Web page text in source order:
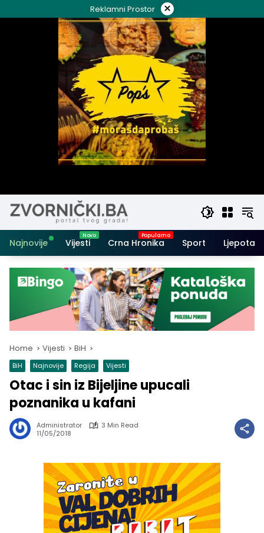
to
Reklamni Prostor ×
Najnovije Vijesti Crna Hronika Sport Ljepota i
Home Vijesti BiH
BiH Najnovije Regija Vijesti
Otac i sin iz Bijeljine upucali
poznanika u kafani
Administrator
3 Min Read
11/05/2018